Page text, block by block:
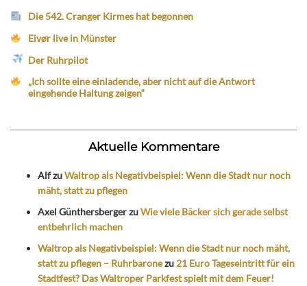
Die 542. Cranger Kirmes hat begonnen
Eivør live in Münster
Der Ruhrpilot
„Ich sollte eine einladende, aber nicht auf die Antwort
eingehende Haltung zeigen“
Aktuelle Kommentare
AlfzuWaltrop als Negativbeispiel: Wenn die Stadt nur noch
mäht, statt zu pflegen
Axel GünthersbergerzuWie viele Bäcker sich gerade selbst
entbehrlich machen
Waltrop als Negativbeispiel: Wenn die Stadt nur noch mäht,
statt zu pflegen – Ruhrbaronezu 21 Euro Tageseintritt für ein
Stadtfest? Das Waltroper Parkfest spielt mit dem Feuer!